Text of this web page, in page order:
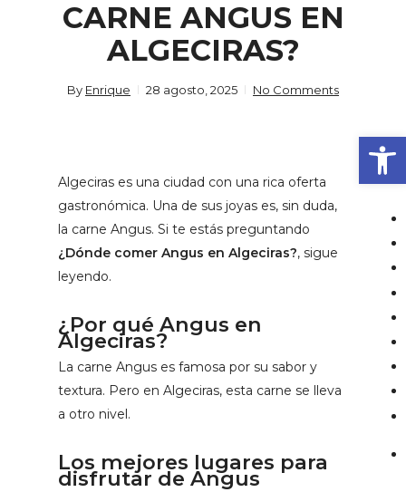
CARNE ANGUS EN
ALGECIRAS?
By Enrique 28 agosto, 2025 No Comments
Algeciras es una ciudad con una rica oferta
gastronómica. Una de sus joyas es, sin duda,
la carne Angus. Si te estás preguntando
¿Dónde comer Angus en Algeciras?, sigue
leyendo.
¿Por qué Angus en
Algeciras?
La carne Angus es famosa por su sabor y
textura. Pero en Algeciras, esta carne se lleva
a otro nivel.
Los mejores lugares para
disfrutar de Angus